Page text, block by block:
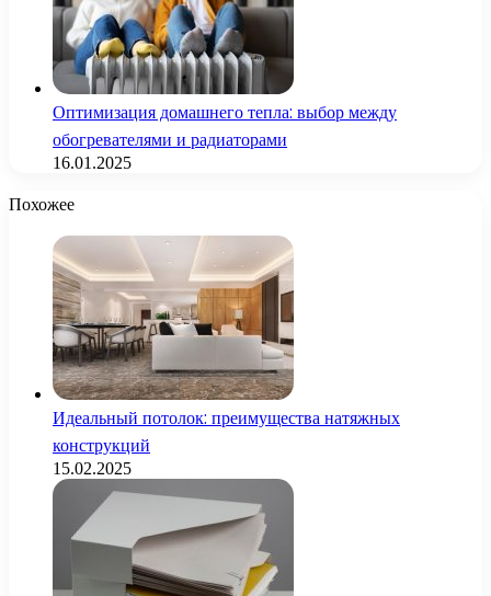
Оптимизация домашнего тепла: выбор между
обогревателями и радиаторами
16.01.2025
Похожее
Идеальный потолок: преимущества натяжных
конструкций
15.02.2025